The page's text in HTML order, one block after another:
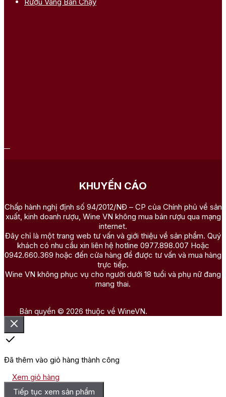
KHUYẾN CÁO
Chấp hành nghị định số 94/2012/NĐ – CP của Chính phủ về sản
xuất, kinh doanh rượu, Wine VN không mua bán rượu qua mạng
internet.
Đây chỉ là một trang web tư vấn và giới thiệu về sản phẩm. Quý
khách có nhu cầu xin liên hệ hotline 0977.898.007 Hoặc
0942.660.369 hoặc đến cửa hàng để được tư vấn và mua hàng
trực tiếp.
Wine VN không phục vụ cho người dưới 18 tuổi và phụ nữ đang
mang thai.
Bản quyền © 2026 thuộc về WineVN.
Đã thêm vào giỏ hàng thành công
Xem giỏ hàng
Tiếp tục xem sản phẩm